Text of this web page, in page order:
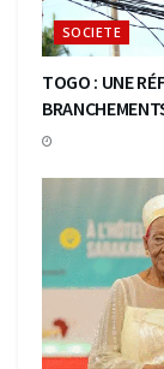
SOCIETE
TOGO : UNE